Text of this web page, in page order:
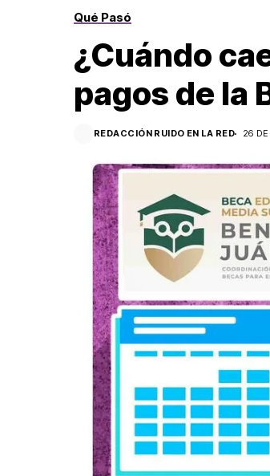
Qué Pasó
¿Cuándo
pagos de la
REDACCIÓN RUIDO EN LA RED 26